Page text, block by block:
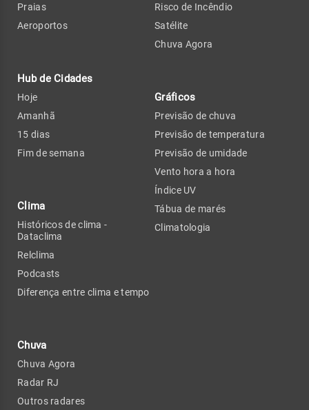
Praias
Aeroportos
Hub de Cidades
Hoje
Amanhã
15 dias
Fim de semana
Clima
Históricos de clima -
Dataclima
Relclima
Podcasts
Diferença entre clima e tempo
Chuva
Chuva Agora
Radar RJ
Outros radares
Risco de Incêndio
Satélite
Chuva Agora
Gráficos
Previsão de chuva
Previsão de temperatura
Previsão de umidade
Vento hora a hora
Índice UV
Tábua de marés
Climatologia